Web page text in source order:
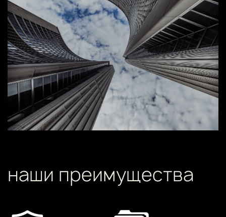
наши преимущества